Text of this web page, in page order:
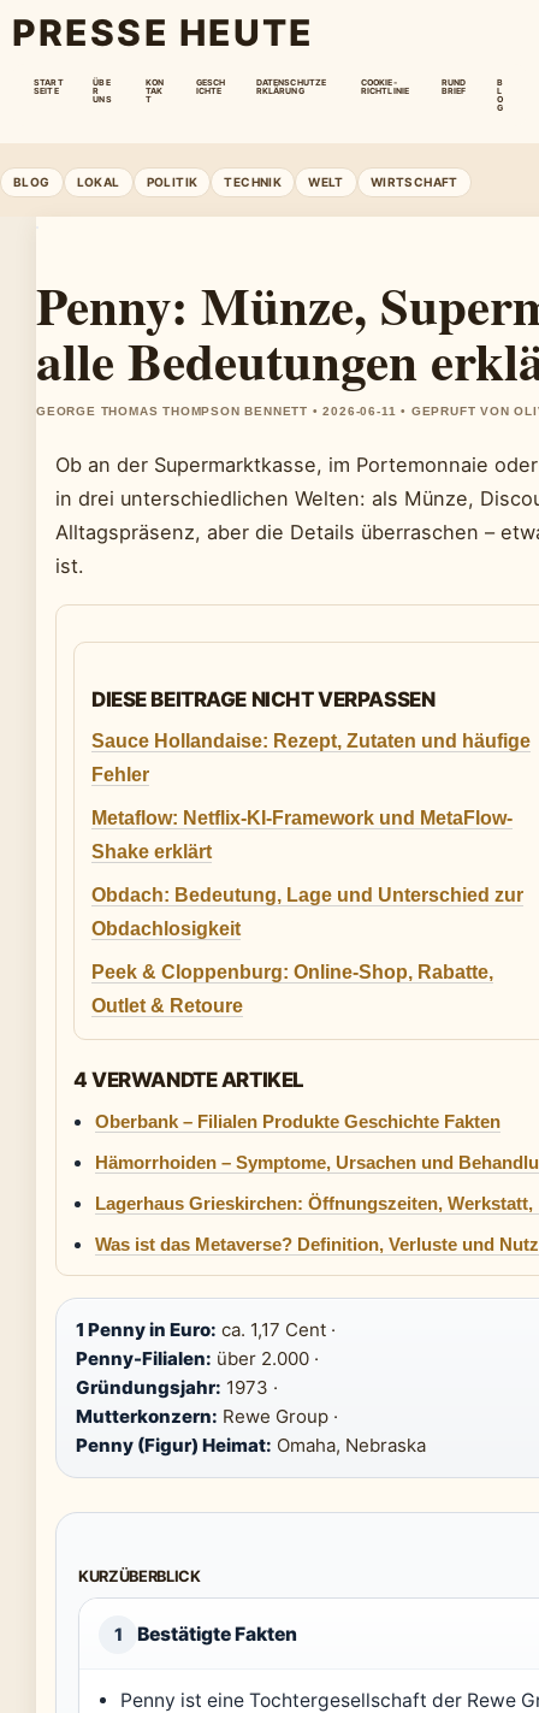
PRESSE HEUTE
START
SEITE
ÜBE
R
UNS
KON
TAK
T
GESCH
ICHTE
DATENSCHUTZE
RKLÄRUNG
COOKIE-
RICHTLINIE
RUND
BRIEF
B
L
O
G
BLOG LOKAL POLITIK TECHNIK WELT WIRTSCHAFT
Penny: Münze,
alle Bedeutungen
GEORGE THOMAS THOMPSON BENNETT • 2026-06-11 • GEPRUFT VON
Ob an der Supermarktkasse, im Portemonnaie
in drei unterschiedlichen Welten: als Münze,
Alltagspräsenz, aber die Details überraschen –
ist.
DIESE BEITRAGE NICHT VERPASSEN
Sauce Hollandaise: Rezept, Zutaten und häufige
Fehler
Metaflow: Netflix-KI-Framework und MetaFlow-
Shake erklärt
Obdach: Bedeutung, Lage und Unterschied zur
Obdachlosigkeit
Peek & Cloppenburg: Online-Shop, Rabatte,
Outlet & Retoure
4 VERWANDTE ARTIKEL
Oberbank – Filialen Produkte Geschichte Fakten
Hämorrhoiden – Symptome, Ursachen und
Lagerhaus Grieskirchen: Öffnungszeiten, Werkstatt,
Was ist das Metaverse? Definition, Verluste und
1 Penny in Euro: ca. 1,17 Cent ·
Penny-Filialen: über 2.000 ·
Gründungsjahr: 1973 ·
Mutterkonzern: Rewe Group ·
Penny (Figur) Heimat: Omaha, Nebraska
KURZÜBERBLICK
1 Bestätigte Fakten
Penny ist eine Tochtergesellschaft der Rewe